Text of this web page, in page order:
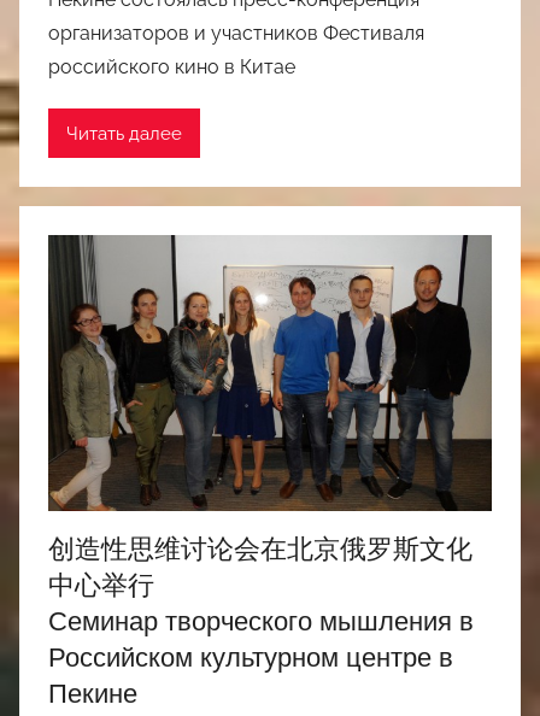
организаторов и участников Фестиваля
российского кино в Китае
Читать далее
创造性思维讨论会在北京俄罗斯文化
中心举行
Семинар творческого мышления в
Российском культурном центре в
Пекине